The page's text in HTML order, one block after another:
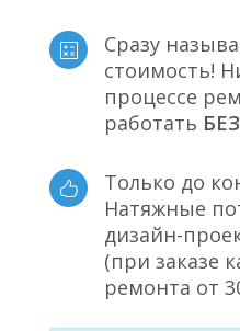
Сразу
стоимость!
процессе
работать
Только до
Натяжные
дизайн-
(при заказе
ремонта от